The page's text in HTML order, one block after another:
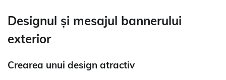
Designul și mesajul bannerului
exterior
Crearea unui design atractiv